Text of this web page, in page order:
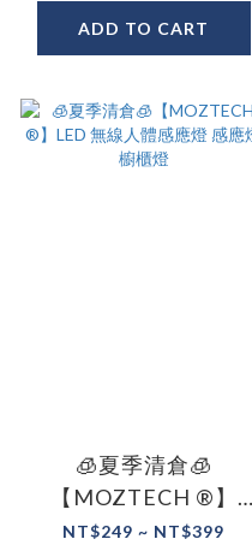
ADD TO CART
🧊夏季清倉🧊
【MOZTECH ®】
LED 無線人體感應燈
NT$249 ~ NT$399